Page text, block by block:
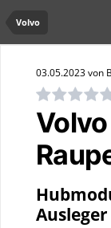
Volvo
03.05.2023 von
Ausleger